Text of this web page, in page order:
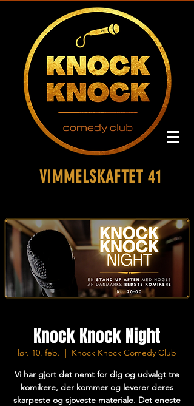
VIMMELSKAFTET 41
Knock Knock Night
lør. 10. feb.
  |
Knock Knock Comedy Club
Vi har gjort det nemt for dig og udvalgt tre
komikere, der kommer og leverer deres
skarpeste og sjoveste materiale. Det eneste